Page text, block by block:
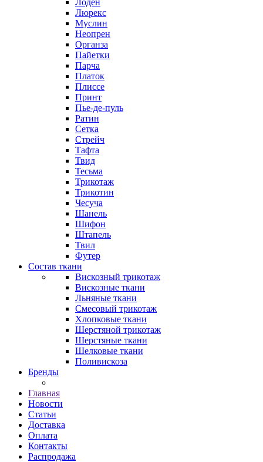
Лоден
Люрекс
Муслин
Неопрен
Органза
Пайетки
Парча
Платок
Плиссе
Принт
Пье-де-пуль
Ратин
Сетка
Стрейч
Тафта
Твид
Тесьма
Трикотаж
Трикотин
Чесуча
Шанель
Шифон
Штапель
Твил
Футер
Состав ткани
Вискозный трикотаж
Вискозные ткани
Льняные ткани
Смесовый трикотаж
Хлопковые ткани
Шерстяной трикотаж
Шерстяные ткани
Шелковые ткани
Поливискоза
Бренды
Главная
Новости
Статьи
Доставка
Оплата
Контакты
Распродажа